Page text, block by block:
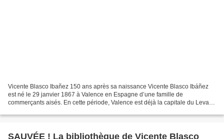
Vicente Blasco Ibañez 150 ans après sa naissance Vicente Blasco Ibáñez
est né le 29 janvier 1867 à Valence en Espagne d’une famille de
commerçants aisés. En cette période, Valence est déjà la capitale du Levant
SAUVÉE ! La bibliothèque de Vicente Blasco